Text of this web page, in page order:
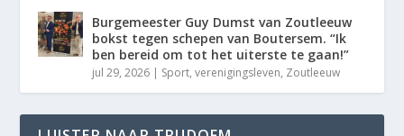
Burgemeester Guy Dumst van Zoutleeuw
bokst tegen schepen van Boutersem. “Ik
ben bereid om tot het uiterste te gaan!”
jul 29, 2026 | Sport,verenigingsleven, Zoutleeuw